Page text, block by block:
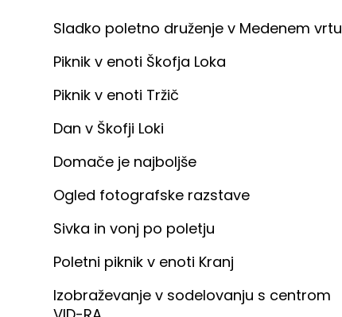
Sladko poletno druženje v Medenem vrtu
Piknik v enoti Škofja Loka
Piknik v enoti Tržič
Dan v Škofji Loki
Domače je najboljše
Ogled fotografske razstave
Sivka in vonj po poletju
Poletni piknik v enoti Kranj
Izobraževanje v sodelovanju s centrom